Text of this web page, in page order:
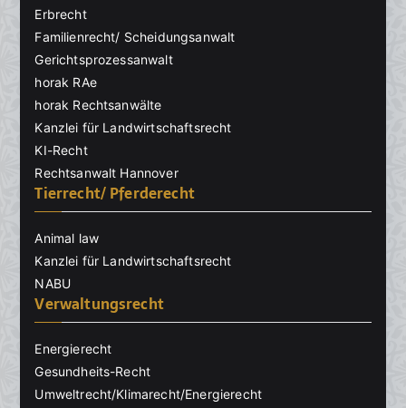
Erbrecht
Familienrecht/ Scheidungsanwalt
Gerichtsprozessanwalt
horak RAe
horak Rechtsanwälte
Kanzlei für Landwirtschaftsrecht
KI-Recht
Rechtsanwalt Hannover
Tierrecht/ Pferderecht
Animal law
Kanzlei für Landwirtschaftsrecht
NABU
Verwaltungsrecht
Energierecht
Gesundheits-Recht
Umweltrecht/Klimarecht/Energierecht